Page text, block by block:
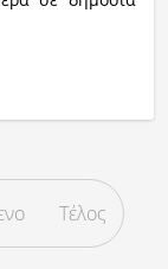
Τέλος